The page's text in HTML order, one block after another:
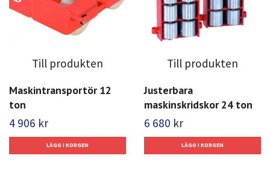
Till produkten
Maskintransportör 12
ton
4 906 kr
Till produkten
Justerbara
maskinskridskor 24 ton
6 680 kr